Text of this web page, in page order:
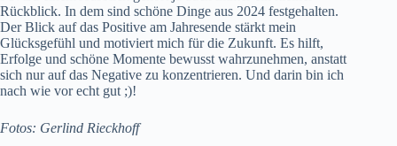
Rückblick. In dem sind schöne Dinge aus 2024 festgehalten.
Der Blick auf das Positive am Jahresende stärkt mein
Glücksgefühl und motiviert mich für die Zukunft. Es hilft,
Erfolge und schöne Momente bewusst wahrzunehmen, anstatt
sich nur auf das Negative zu konzentrieren. Und darin bin ich
nach wie vor echt gut ;)!
Fotos: Gerlind Rieckhoff